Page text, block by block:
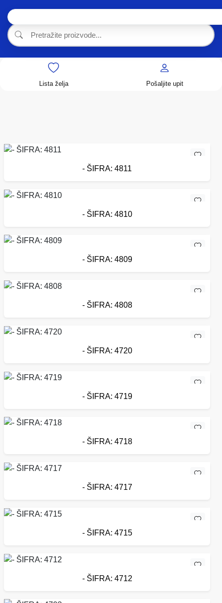
Lista želja Pošaljite upit
- ŠIFRA: 4811
- ŠIFRA: 4810
- ŠIFRA: 4809
- ŠIFRA: 4808
- ŠIFRA: 4720
- ŠIFRA: 4719
- ŠIFRA: 4718
- ŠIFRA: 4717
- ŠIFRA: 4715
- ŠIFRA: 4712